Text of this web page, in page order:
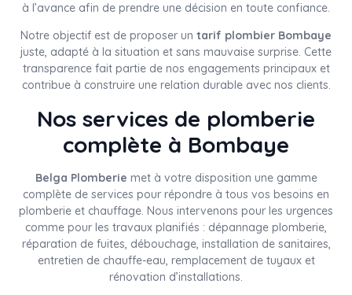
à l’avance afin de prendre une décision en toute confiance.
Notre objectif est de proposer un tarif plombier Bombaye
juste, adapté à la situation et sans mauvaise surprise. Cette
transparence fait partie de nos engagements principaux et
contribue à construire une relation durable avec nos clients.
Nos services de plomberie
complète à Bombaye
Belga Plomberie met à votre disposition une gamme
complète de services pour répondre à tous vos besoins en
plomberie et chauffage. Nous intervenons pour les urgences
comme pour les travaux planifiés : dépannage plomberie,
réparation de fuites, débouchage, installation de sanitaires,
entretien de chauffe-eau, remplacement de tuyaux et
rénovation d’installations.